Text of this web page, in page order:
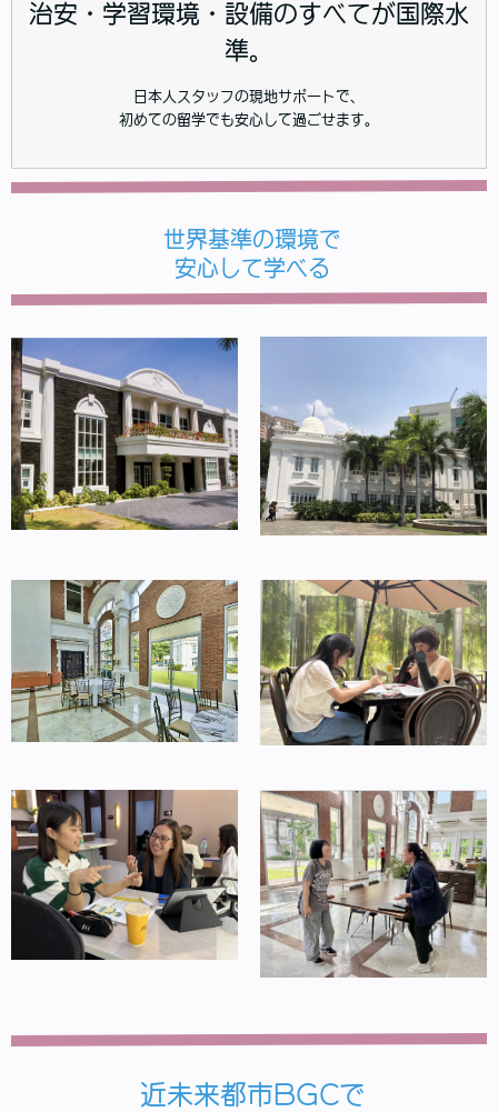
治安・学習環境・設備のすべてが国際水
準。
日本人スタッフの現地サポートで、
初めての留学でも安心して過ごせます。
世界基準の環境で
安心して学べる
近未来都市BGCで